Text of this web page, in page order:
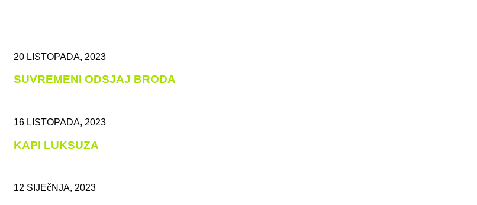
20 LISTOPADA, 2023
SUVREMENI ODSJAJ BRODA
16 LISTOPADA, 2023
KAPI LUKSUZA
12 SIJEčNJA, 2023